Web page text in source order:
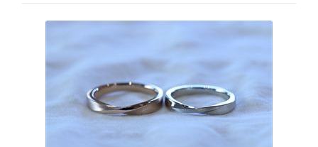
結婚記念日リング
ペアリングはこちら
資料請求
岐阜本店 TEL.058-265-2756